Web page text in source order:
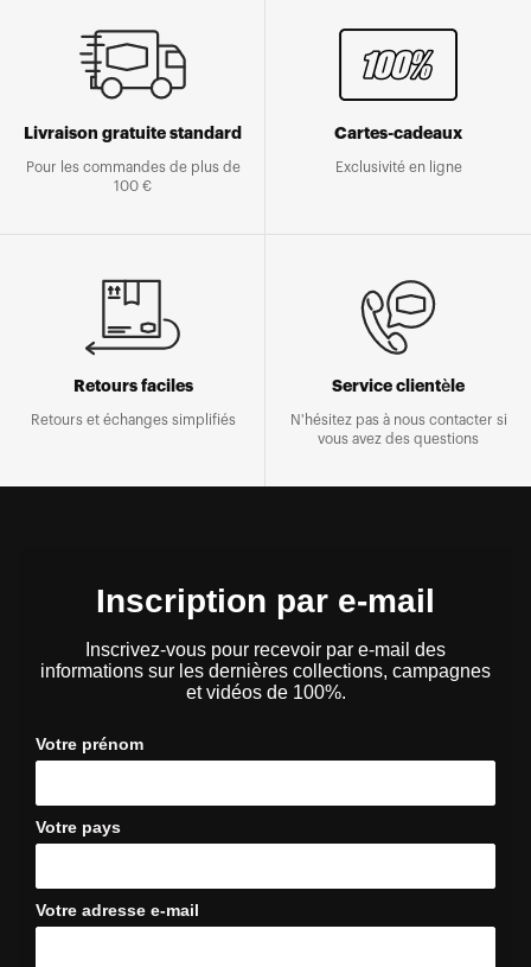
Livraison gratuite standard
Pour les commandes de plus de
100 €
Cartes-cadeaux
Exclusivité en ligne
Retours faciles
Retours et échanges simplifiés
Service clientèle
N'hésitez pas à nous contacter si
vous avez des questions
Inscription par e-mail
Inscrivez-vous pour recevoir par e-mail des
informations sur les dernières collections, campagnes
et vidéos de 100%.
Votre prénom
Votre pays
Votre adresse e-mail